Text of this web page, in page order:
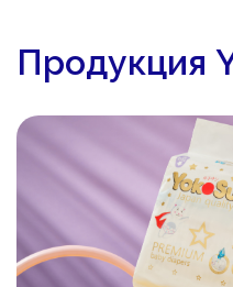
Продукция